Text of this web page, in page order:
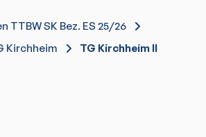
TTBW SK Bez. ES 25/26
Kirchheim TG Kirchheim II